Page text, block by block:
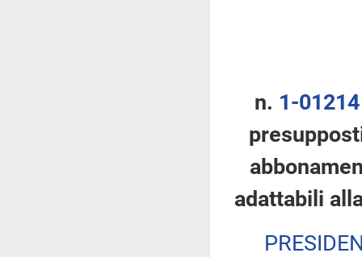
n. 1-01214
adattabili